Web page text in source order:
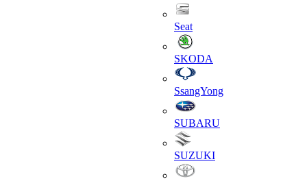
Seat
SKODA
SsangYong
SUBARU
SUZUKI